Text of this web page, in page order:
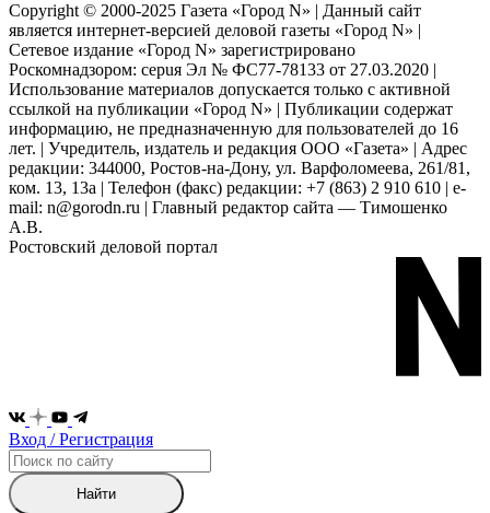
Copyright © 2000-2025 Газета «Город N» | Данный сайт
является интернет-версией деловой газеты «Город N» |
Сетевое издание «Город N» зарегистрировано
Роскомнадзором: серuя Эл № ФС77-78133 от 27.03.2020 |
Использование материалов допускается только с активной
ссылкой на публикации «Город N» | Публикации содержат
информацию, не предназначенную для пользователей до 16
лет. | Учредитель, издатель и редакция ООО «Газета» | Адрес
редакции: 344000, Ростов-на-Дону, ул. Варфоломеева, 261/81,
ком. 13, 13а | Телефон (факс) редакции: +7 (863) 2 910 610 | e-
mail: n@gorodn.ru | Главный редактор сайта — Тимошенко
А.В.
Ростовский деловой портал
Вход / Регистрация
Найти